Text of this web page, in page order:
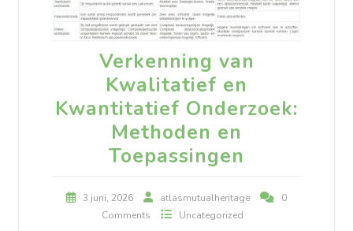
Verkenning van
Kwalitatief en
Kwantitatief Onderzoek:
Methoden en
Toepassingen
3 juni, 2026 atlasmutualheritage
0
Comments
Uncategorized